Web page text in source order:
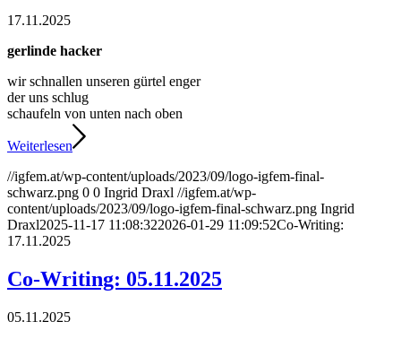
17.11.2025
gerlinde hacker
wir schnallen unseren gürtel enger
der uns schlug
schaufeln von unten nach oben
Weiterlesen
//igfem.at/wp-content/uploads/2023/09/logo-igfem-final-
schwarz.png 0 0 Ingrid Draxl //igfem.at/wp-
content/uploads/2023/09/logo-igfem-final-schwarz.png Ingrid
Draxl2025-11-17 11:08:322026-01-29 11:09:52Co-Writing:
17.11.2025
Co-Writing: 05.11.2025
05.11.2025